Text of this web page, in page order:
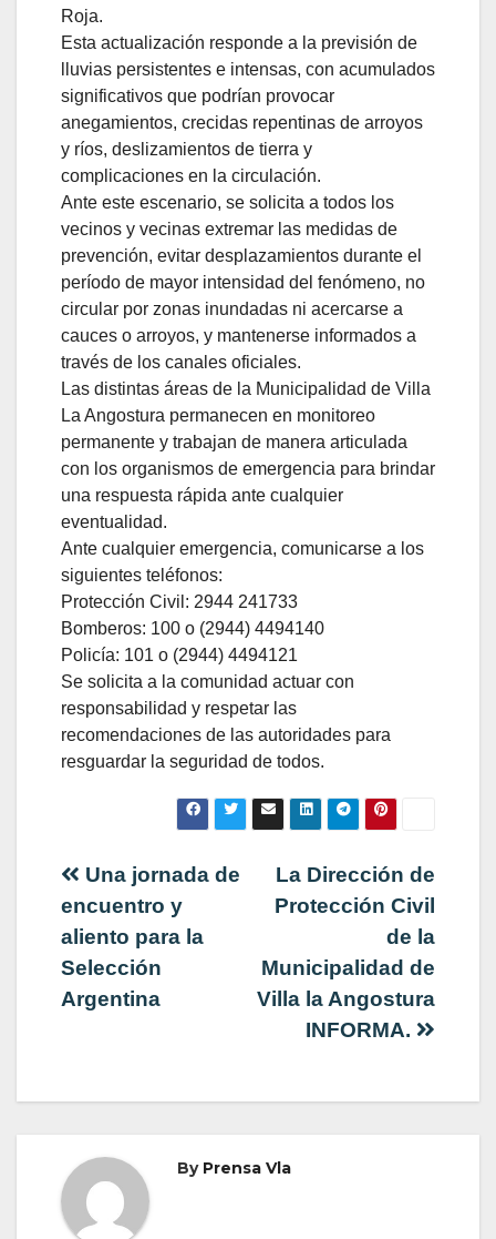
Roja.
Esta actualización responde a la previsión de
lluvias persistentes e intensas, con acumulados
significativos que podrían provocar
anegamientos, crecidas repentinas de arroyos
y ríos, deslizamientos de tierra y
complicaciones en la circulación.
Ante este escenario, se solicita a todos los
vecinos y vecinas extremar las medidas de
prevención, evitar desplazamientos durante el
período de mayor intensidad del fenómeno, no
circular por zonas inundadas ni acercarse a
cauces o arroyos, y mantenerse informados a
través de los canales oficiales.
Las distintas áreas de la Municipalidad de Villa
La Angostura permanecen en monitoreo
permanente y trabajan de manera articulada
con los organismos de emergencia para brindar
una respuesta rápida ante cualquier
eventualidad.
Ante cualquier emergencia, comunicarse a los
siguientes teléfonos:
Protección Civil: 2944 241733
Bomberos: 100 o (2944) 4494140
Policía: 101 o (2944) 4494121
Se solicita a la comunidad actuar con
responsabilidad y respetar las
recomendaciones de las autoridades para
resguardar la seguridad de todos.
Navegación
de
entradas
La Dirección de
Protección Civil
de la
Municipalidad de
Villa la Angostura
INFORMA.
Una jornada de
encuentro y
aliento para la
Selección
Argentina
By Prensa Vla